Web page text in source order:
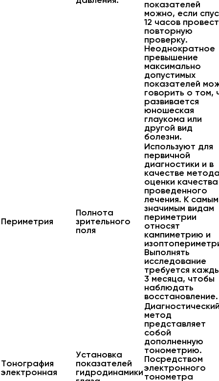
показателей
можно, если
12 часов
повторную
проверку.
Неоднократное
превышение
максимально
допустимых
показателей
говорить о том,
развивается
юношеская
глаукома или
другой вид
болезни.
Периметрия
Полнота
зрительного
поля
Используют для
первичной
диагностики и в
качестве
оценки качества
проведенного
лечения. К самым
значимым видам
периметрии
относят
кампиметрию и
Выполнять
исследование
требуется
3 месяца, чтобы
наблюдать
восстановление.
Тонография
электронная
Установка
показателей
гидродинамики
метод
представляет
собой
дополненную
тонометрию.
Посредством
электронного
тонометра